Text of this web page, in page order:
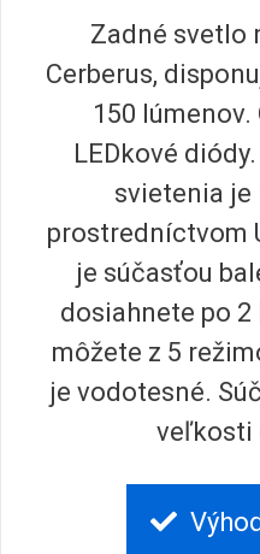
Zadné svetlo
Cerberus,
150 lúmenov.
LEDkové
svietenia je
prostredníctvom
je súčasťou
dosiahnete po
môžete z 5
je vodotesné.
veľkosti